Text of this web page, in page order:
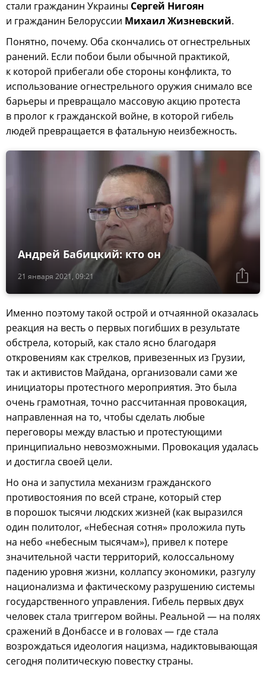
стали гражданин Украины Сергей Нигоян
и гражданин Белоруссии Михаил Жизневский.
Понятно, почему. Оба скончались от огнестрельных
ранений. Если побои были обычной практикой,
к которой прибегали обе стороны конфликта, то
использование огнестрельного оружия снимало все
барьеры и превращало массовую акцию протеста
в пролог к гражданской войне, в которой гибель
людей превращается в фатальную неизбежность.
21 января 2021, 09:21
Андрей Бабицкий: кто он
Именно поэтому такой острой и отчаянной оказалась
реакция на весть о первых погибших в результате
обстрела, который, как стало ясно благодаря
откровениям как стрелков, привезенных из Грузии,
так и активистов Майдана, организовали сами же
инициаторы протестного мероприятия. Это была
очень грамотная, точно рассчитанная провокация,
направленная на то, чтобы сделать любые
переговоры между властью и протестующими
принципиально невозможными. Провокация удалась
и достигла своей цели.
Но она и запустила механизм гражданского
противостояния по всей стране, который стер
в порошок тысячи людских жизней (как выразился
один политолог, «Небесная сотня» проложила путь
на небо «небесным тысячам»), привел к потере
значительной части территорий, колоссальному
падению уровня жизни, коллапсу экономики, разгулу
национализма и фактическому разрушению системы
государственного управления. Гибель первых двух
человек стала триггером войны. Реальной — на полях
сражений в Донбассе и в головах — где стала
возрождаться идеология нацизма, надиктовывающая
сегодня политическую повестку страны.